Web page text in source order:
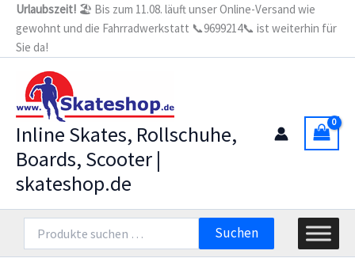
Zum
Inhalt
springen
Urlaubszeit! 🏖️ Bis zum 11.08. läuft unser Online-Versand wie
gewohnt und die Fahrradwerkstatt 📞9699214📞 ist weiterhin für
Sie da!
Inline Skates, Rollschuhe,
Boards, Scooter |
skateshop.de
nach:
Suchen